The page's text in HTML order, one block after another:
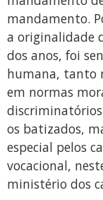
mandamento.
a originalidade
dos anos, foi
humana, tanto
em normas
os batizados,
especial pelos
vocacional,
ministério dos